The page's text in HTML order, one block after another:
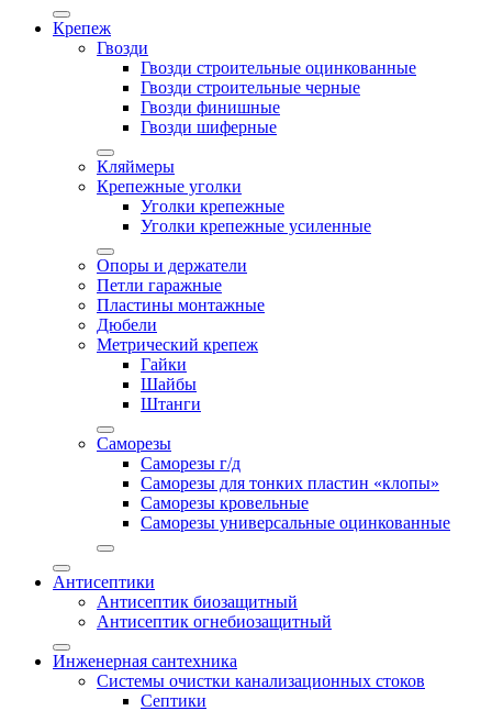
Крепеж
Гвозди
Гвозди строительные оцинкованные
Гвозди строительные черные
Гвозди финишные
Гвозди шиферные
Кляймеры
Крепежные уголки
Уголки крепежные
Уголки крепежные усиленные
Опоры и держатели
Петли гаражные
Пластины монтажные
Дюбели
Метрический крепеж
Гайки
Шайбы
Штанги
Саморезы
Саморезы г/д
Саморезы для тонких пластин «клопы»
Саморезы кровельные
Саморезы универсальные оцинкованные
Антисептики
Антисептик биозащитный
Антисептик огнебиозащитный
Инженерная сантехника
Системы очистки канализационных стоков
Септики